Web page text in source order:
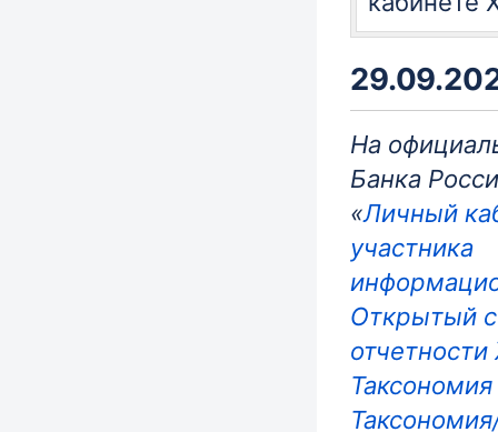
На
Банка
«Личный
участника
Открытый
отчетности
Таксономия